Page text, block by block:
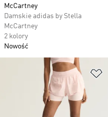
McCartney
Damskie adidas by Stella
McCartney
2 kolory
Nowość